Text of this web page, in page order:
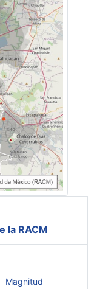
la RACM
Magnitud